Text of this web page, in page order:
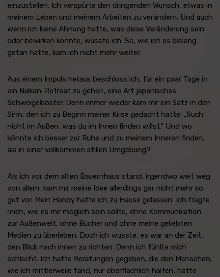
einzustellen. Ich verspürte den dringenden Wunsch, etwas in
meinem Leben und meinem Arbeiten zu verändern. Und auch
wenn ich keine Ahnung hatte, was diese Veränderung sein
oder bewirken konnte, wusste ich: So, wie ich es bislang
getan hatte, kam ich nicht mehr weiter.
Aus einem Impuls heraus beschloss ich, für ein paar Tage in
ein Naikan-Retreat zu gehen, eine Art japanisches
Schweigekloster. Denn immer wieder kam mir ein Satz in den
Sinn, den ich zu Beginn meiner Krise gedacht hatte: „Such
nicht im Außen, was du im Innen finden willst.“ Und wo
könnte ich besser zur Ruhe und zu meinem Inneren finden,
als in einer vollkommen stillen Umgebung?
Als ich vor dem alten Bauernhaus stand, irgendwo weit weg
von allem, kam mir meine Idee allerdings gar nicht mehr so
gut vor. Mein Handy hatte ich zu Hause gelassen. Ich fragte
mich, wie es mir möglich sein sollte, ohne Kommunikation
zur Außenwelt, ohne Bücher und ohne meine geliebten
Medien zu überleben. Doch ich wusste, es war an der Zeit,
den Blick nach innen zu richten. Denn ich fühlte mich
schlecht. Ich hatte Beratungen gegeben, die den Menschen,
wie ich mittlerweile fand, nur oberflächlich halfen, hatte